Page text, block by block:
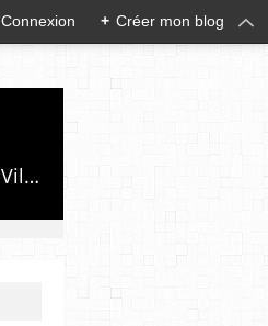
Connexion + Créer mon blog
Luttes émancipatrices,recherche du forum politico/social pour des alternatives,luttes urbaines #Droit à la Ville", #Paris #GrandParis,enjeux de la métropolisation,accès aux Archives publiques par Pierre Mansat,auteur‼️Ma vie rouge. Meutre au Grand Paris‼️[PUG]Association Josette & Maurice #Audin>bénevole Secours Populaire>Comité Laghouat-France>#Mumia #INTA